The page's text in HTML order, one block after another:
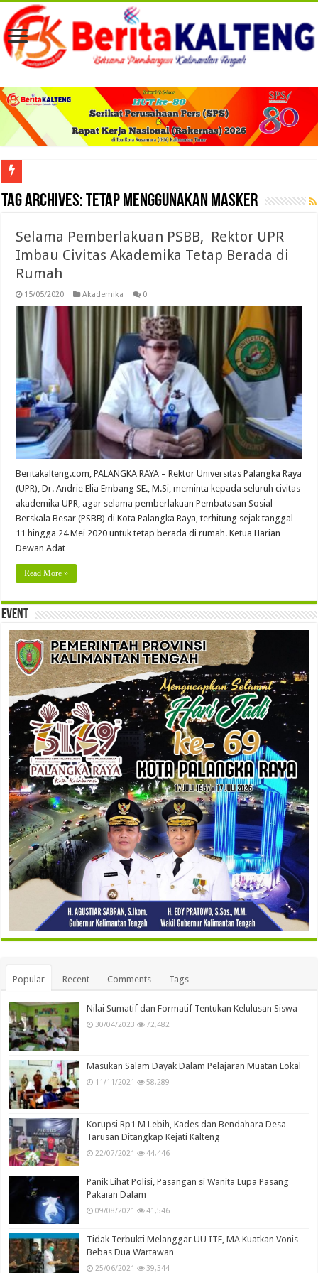
Viral! Selama Dua Bulan Lebih Siltap Serta Tunjangan Pemdes dan BPD di
Tag Archives:tetap menggunakan masker
Selama Pemberlakuan PSBB, Rektor UPR
Imbau Civitas Akademika Tetap Berada di
Rumah
15/05/2020 Akademika 0
Beritakalteng.com, PALANGKA RAYA – Rektor Universitas Palangka Raya
(UPR), Dr. Andrie Elia Embang SE., M.Si, meminta kepada seluruh civitas
akademika UPR, agar selama pemberlakuan Pembatasan Sosial
Berskala Besar (PSBB) di Kota Palangka Raya, terhitung sejak tanggal
11 hingga 24 Mei 2020 untuk tetap berada di rumah. Ketua Harian
Dewan Adat …
Read More »
Event
Popular Recent Comments Tags
Nilai Sumatif dan Formatif Tentukan Kelulusan Siswa
30/04/2023 72,482
Masukan Salam Dayak Dalam Pelajaran Muatan Lokal
11/11/2021 58,289
Korupsi Rp1 M Lebih, Kades dan Bendahara Desa
Tarusan Ditangkap Kejati Kalteng
22/07/2021 44,446
Panik Lihat Polisi, Pasangan si Wanita Lupa Pasang
Pakaian Dalam
09/08/2021 41,546
Tidak Terbukti Melanggar UU ITE, MA Kuatkan Vonis
Bebas Dua Wartawan
25/06/2021 39,344